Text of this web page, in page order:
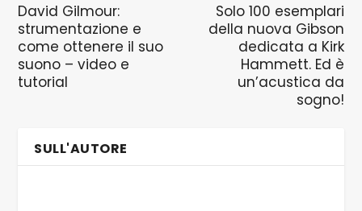
David Gilmour:
strumentazione e
come ottenere il suo
suono – video e
tutorial
Solo 100 esemplari
della nuova Gibson
dedicata a Kirk
Hammett. Ed è
un’acustica da
sogno!
SULL'AUTORE